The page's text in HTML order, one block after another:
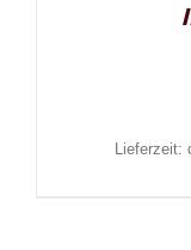
Lieferzeit: